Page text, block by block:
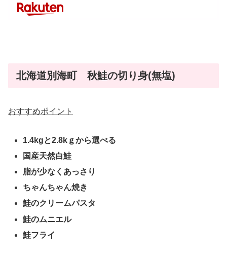
北海道別海町 秋鮭の切り身(無塩)
おすすめポイント
1.4kgと2.8kｇから選べる
国産天然白鮭
脂が少なくあっさり
ちゃんちゃん焼き
鮭のクリームパスタ
鮭のムニエル
鮭フライ